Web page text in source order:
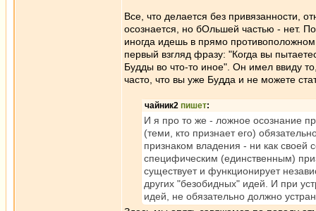
Все, что делается без привязанности,
осознается, но бОльшей частью - нет.
иногда идешь в прямо
первый взгляд фразу: "Когда вы
Будды во что-то иное". Он имел ввиду
часто, что вы уже Будда и не можете
чайник2 пишет:
И я про то же - ложное осознание
(теми, кто признает его)
признаком владения - ни как своей
специфическим (единственным)
существует и функционирует
других "безобидных" идей. И при
идей, не обязательно должно